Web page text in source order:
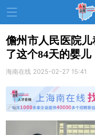
资讯中心 热点
教育 健康
儋州市人民医院
了这个84天的婴儿
海南在线 2025-02-27 15:41